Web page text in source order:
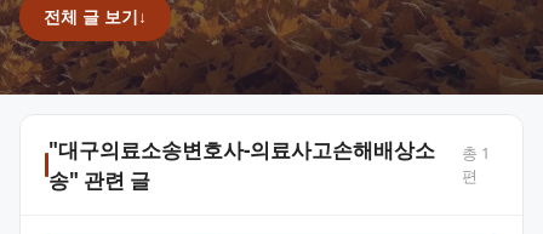
전체 글 보기↓
"대구의료소송변호사-의료사고손해배상소
송" 관련 글
총 1
편